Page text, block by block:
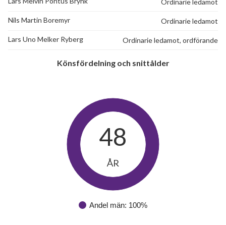
Ordinarie ledamot
Nils Martin Boremyr Ordinarie ledamot
Lars Uno Melker Ryberg Ordinarie ledamot, ordförande
Könsfördelning och snittålder
Andel män: 100%
48
ÅR